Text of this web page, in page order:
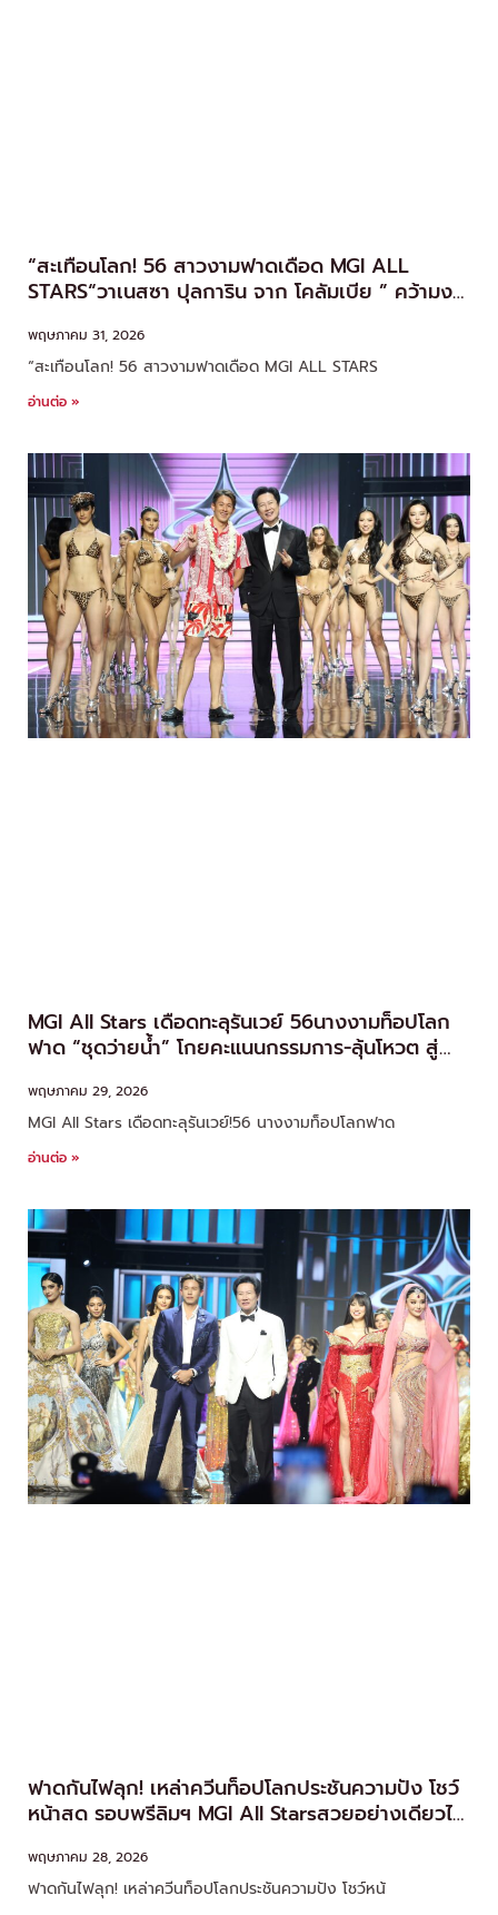
“สะเทือนโลก! 56 สาวงามฟาดเดือด MGI ALL
STARS“วาเนสซา ปุลการิน จาก โคลัมเบีย ” คว้ามง
พฤษภาคม 31, 2026
“สะเทือนโลก! 56 สาวงามฟาดเดือด MGI ALL STARS
อ่านต่อ »
MGI All Stars เดือดทะลุรันเวย์ 56นางงามท็อปโลก
ฟาด “ชุดว่ายน้ำ” โกยคะแนนกรรมการ-ลุ้นโหวต สู่
พฤษภาคม 29, 2026
MGI All Stars เดือดทะลุรันเวย์!56 นางงามท็อปโลกฟาด
อ่านต่อ »
ฟาดกันไฟลุก! เหล่าควีนท็อปโลกประชันความปัง โชว์
หน้าสด รอบพรีลิมฯ MGI All Starsสวยอย่างเดียวไม่
พฤษภาคม 28, 2026
ฟาดกันไฟลุก! เหล่าควีนท็อปโลกประชันความปัง โชว์หน้